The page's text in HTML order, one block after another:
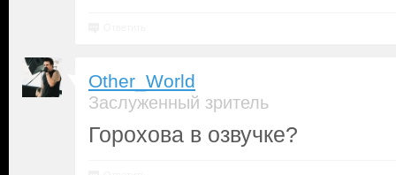
Other_World
Заслуженный зритель
Горохова в озвучке?